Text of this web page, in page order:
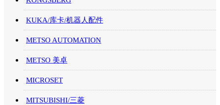
KUKA/库卡/机器人配件
METSO AUTOMATION
METSO 美卓
MICROSET
MITSUBISHI/三菱